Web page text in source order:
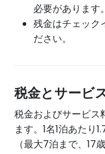
必要があります。
残金はチェック
ださい。
税金とサービ
税金およびサービス
ます。1名1泊あたり
（最大7泊まで、17